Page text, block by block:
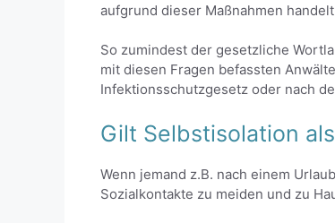
aufgrund dieser Maßnahmen
So zumindest der gesetzliche
mit diesen Fragen befassten
Infektionsschutzgesetz oder nach
Gilt Selbstisolation
Wenn jemand z.B. nach einem
Sozialkontakte zu meiden und zu